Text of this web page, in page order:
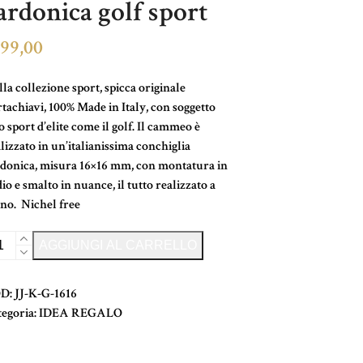
golf sport
99,00
collezione sport, spicca originale
100% Made in Italy, con soggetto
sport d’elite come il golf. Il cammeo è
in un’italianissima conchiglia
misura 16×16 mm, con montatura in
e smalto in nuance, il tutto realizzato a
Nichel free
JJ-K-G-1616
IDEA REGALO